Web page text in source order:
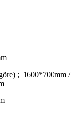
; 1600*700mm /